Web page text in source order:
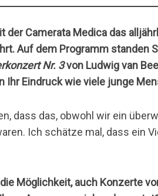
der Camerata Medica das
Auf dem Programm standen
Nr. 3von Ludwig van
Ihr Eindruck wie viele junge
dass das, obwohl wir ein
Ich schätze mal, dass ein
Möglichkeit, auch Konzerte